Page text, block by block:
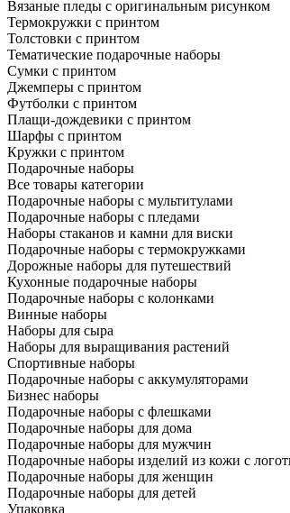
Вязаные пледы с оригинальным рисунком
Термокружки с принтом
Толстовки с принтом
Тематические подарочные наборы
Сумки с принтом
Джемперы с принтом
Футболки с принтом
Плащи-дождевики с принтом
Шарфы с принтом
Кружки с принтом
Подарочные наборы
Все товары категории
Подарочные наборы с мультитулами
Подарочные наборы с пледами
Наборы стаканов и камни для виски
Подарочные наборы с термокружками
Дорожные наборы для путешествий
Кухонные подарочные наборы
Подарочные наборы с колонками
Винные наборы
Наборы для сыра
Наборы для выращивания растений
Спортивные наборы
Подарочные наборы с аккумуляторами
Бизнес наборы
Подарочные наборы с флешками
Подарочные наборы для дома
Подарочные наборы для мужчин
Подарочные наборы изделий из кожи с
Подарочные наборы для женщин
Подарочные наборы для детей
Упаковка